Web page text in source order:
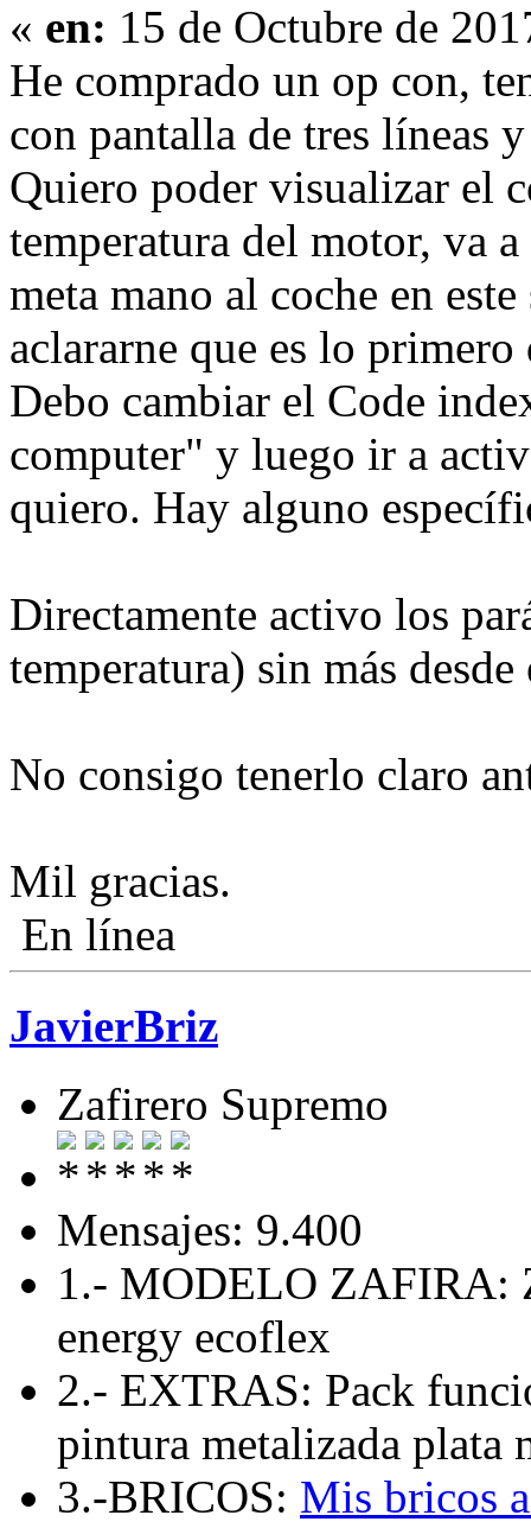
« en: 15 de Octubre de
He comprado un op con,
con pantalla de tres líneas
Quiero poder visualizar el
temperatura del motor, va
meta mano al coche en
aclararne que es lo primero
Debo cambiar el Code
computer" y luego ir a
quiero. Hay alguno
Directamente activo los
temperatura) sin más
No consigo tenerlo claro
Mil gracias.
En línea
JavierBriz
Zafirero Supremo
Mensajes: 9.400
1.- MODELO ZAFIRA:
energy ecoflex
2.- EXTRAS: Pack
pintura metalizada plata
3.-BRICOS: Mis bricos